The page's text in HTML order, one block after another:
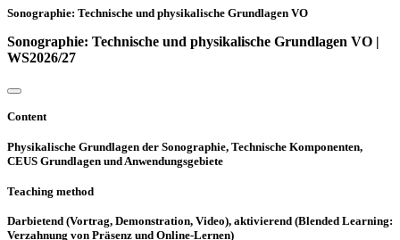
Sonographie: Technische und physikalische Grundlagen VO
Sonographie: Technische und physikalische Grundlagen VO |
WS2026/27
Content
Physikalische Grundlagen der Sonographie, Technische Komponenten,
CEUS Grundlagen und Anwendungsgebiete
Teaching method
Darbietend (Vortrag, Demonstration, Video), aktivierend (Blended Learning:
Verzahnung von Präsenz und Online-Lernen)